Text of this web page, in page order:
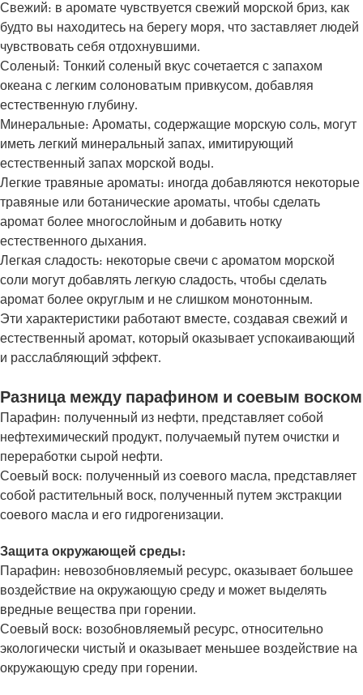
Свежий: в аромате чувствуется свежий морской бриз, как
будто вы находитесь на берегу моря, что заставляет людей
чувствовать себя отдохнувшими.
Соленый: Тонкий соленый вкус сочетается с запахом
океана с легким солоноватым привкусом, добавляя
естественную глубину.
Минеральные: Ароматы, содержащие морскую соль, могут
иметь легкий минеральный запах, имитирующий
естественный запах морской воды.
Легкие травяные ароматы: иногда добавляются некоторые
травяные или ботанические ароматы, чтобы сделать
аромат более многослойным и добавить нотку
естественного дыхания.
Легкая сладость: некоторые свечи с ароматом морской
соли могут добавлять легкую сладость, чтобы сделать
аромат более округлым и не слишком монотонным.
Эти характеристики работают вместе, создавая свежий и
естественный аромат, который оказывает успокаивающий
и расслабляющий эффект.
Разница между парафином и соевым воском
Парафин: полученный из нефти, представляет собой
нефтехимический продукт, получаемый путем очистки и
переработки сырой нефти.
Соевый воск: полученный из соевого масла, представляет
собой растительный воск, полученный путем экстракции
соевого масла и его гидрогенизации.
Защита окружающей среды:
Парафин: невозобновляемый ресурс, оказывает большее
воздействие на окружающую среду и может выделять
вредные вещества при горении.
Соевый воск: возобновляемый ресурс, относительно
экологически чистый и оказывает меньшее воздействие на
окружающую среду при горении.